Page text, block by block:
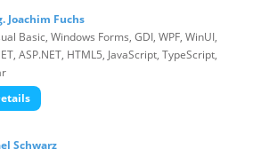
Joachim Fuchs
Basic, Windows Forms, GDI, WPF, WinUI,
ASP.NET, HTML5, JavaScript, TypeScript,
Schwarz